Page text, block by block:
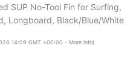
SUP No-Tool Fin for Surfing,
Longboard, Black/Blue/White
14:09 GMT +00:00 - More info)